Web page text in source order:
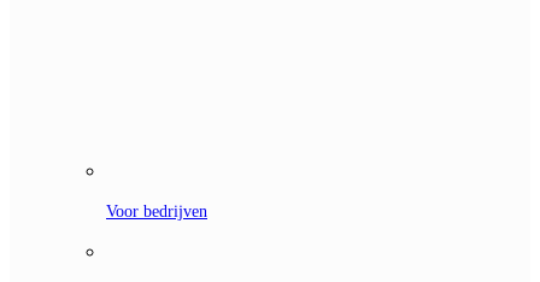
Voor bedrijven